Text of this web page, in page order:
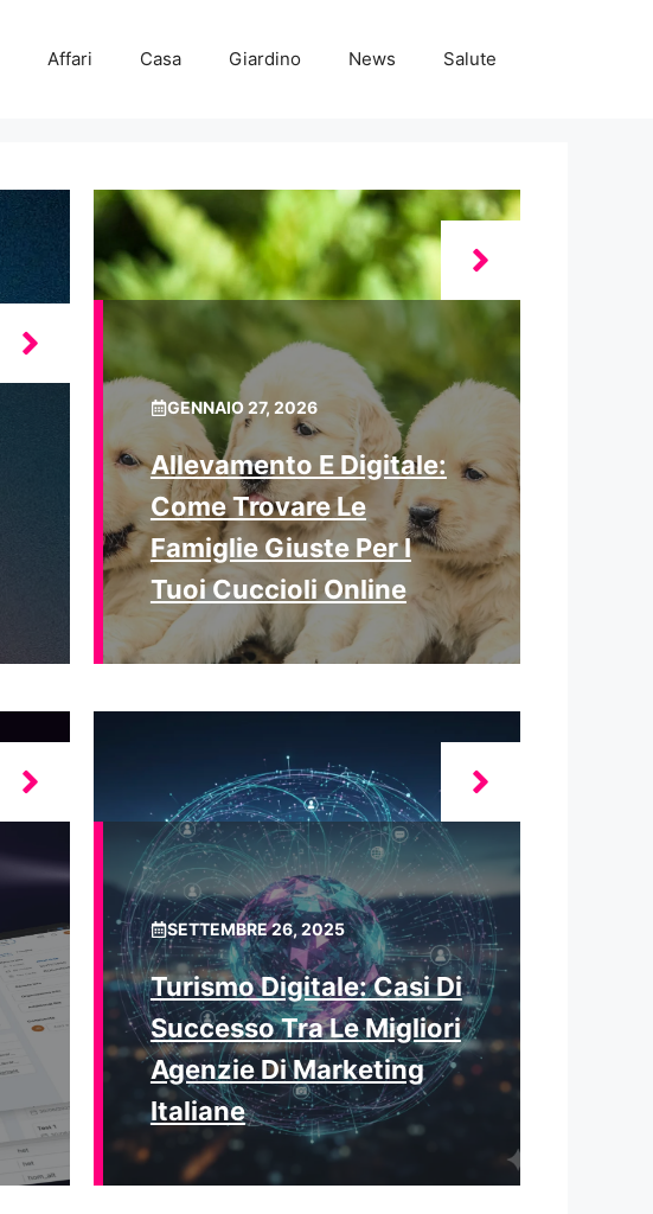
Affari Casa Giardino News Salute
GENNAIO 27, 2026
Allevamento E Digitale:
Come Trovare Le
Famiglie Giuste Per I
Tuoi Cuccioli Online
SETTEMBRE 26, 2025
Turismo Digitale: Casi Di
Successo Tra Le Migliori
Agenzie Di Marketing
Italiane